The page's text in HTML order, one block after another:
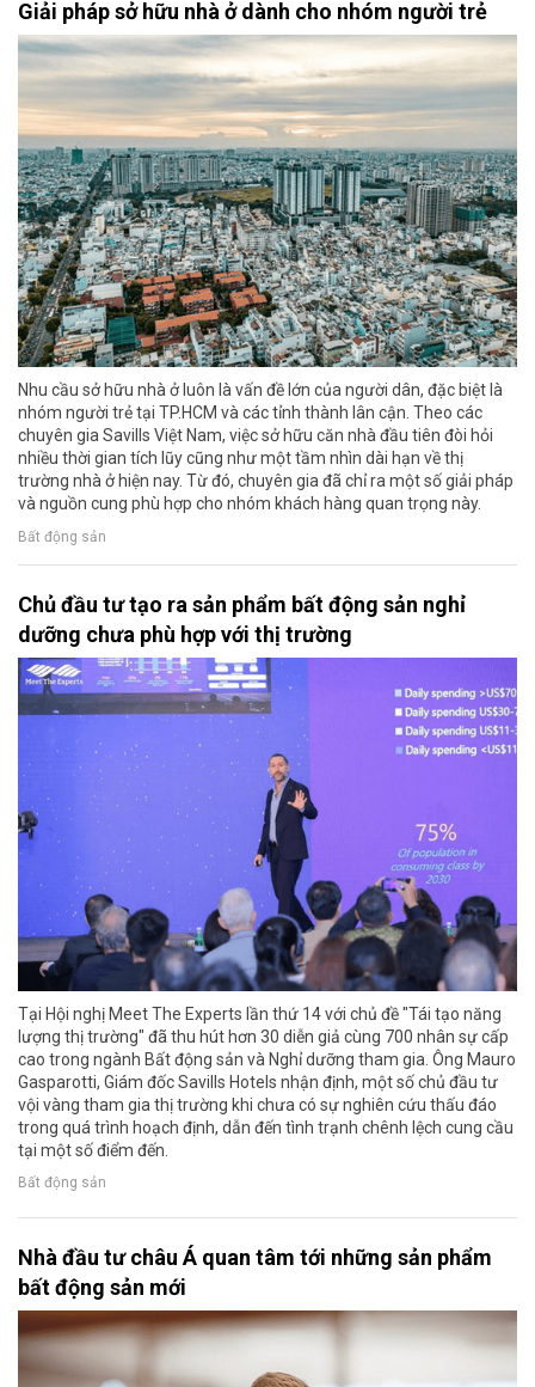
Giải pháp sở hữu nhà ở dành cho nhóm người trẻ
Nhu cầu sở hữu nhà ở luôn là vấn đề lớn của người dân, đặc biệt là
nhóm người trẻ tại TP.HCM và các tỉnh thành lân cận. Theo các
chuyên gia Savills Việt Nam, việc sở hữu căn nhà đầu tiên đòi hỏi
nhiều thời gian tích lũy cũng như một tầm nhìn dài hạn về thị
trường nhà ở hiện nay. Từ đó, chuyên gia đã chỉ ra một số giải pháp
và nguồn cung phù hợp cho nhóm khách hàng quan trọng này.
Bất động sản
Chủ đầu tư tạo ra sản phẩm bất động sản nghỉ
dưỡng chưa phù hợp với thị trường
Tại Hội nghị Meet The Experts lần thứ 14 với chủ đề "Tái tạo năng
lượng thị trường" đã thu hút hơn 30 diễn giả cùng 700 nhân sự cấp
cao trong ngành Bất động sản và Nghỉ dưỡng tham gia. Ông Mauro
Gasparotti, Giám đốc Savills Hotels nhận định, một số chủ đầu tư
vội vàng tham gia thị trường khi chưa có sự nghiên cứu thấu đáo
trong quá trình hoạch định, dẫn đến tình trạnh chênh lệch cung cầu
tại một số điểm đến.
Bất động sản
Nhà đầu tư châu Á quan tâm tới những sản phẩm
bất động sản mới